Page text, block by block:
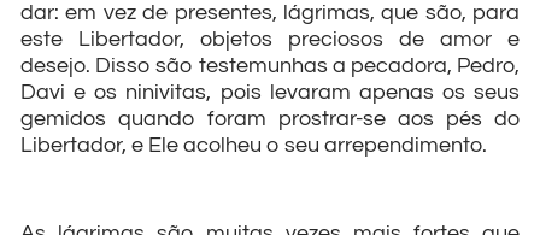
dar: em vez de presentes, lágrimas, que são, para
este Libertador, objetos preciosos de amor e
desejo. Disso são testemunhas a pecadora, Pedro,
Davi e os ninivitas, pois levaram apenas os seus
gemidos quando foram prostrar-se aos pés do
Libertador, e Ele acolheu o seu arrependimento.